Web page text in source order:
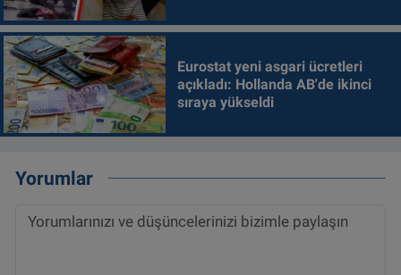
Eurostat yeni asgari ücretleri
açıkladı: Hollanda AB'de ikinci
sıraya yükseldi
Yorumlar